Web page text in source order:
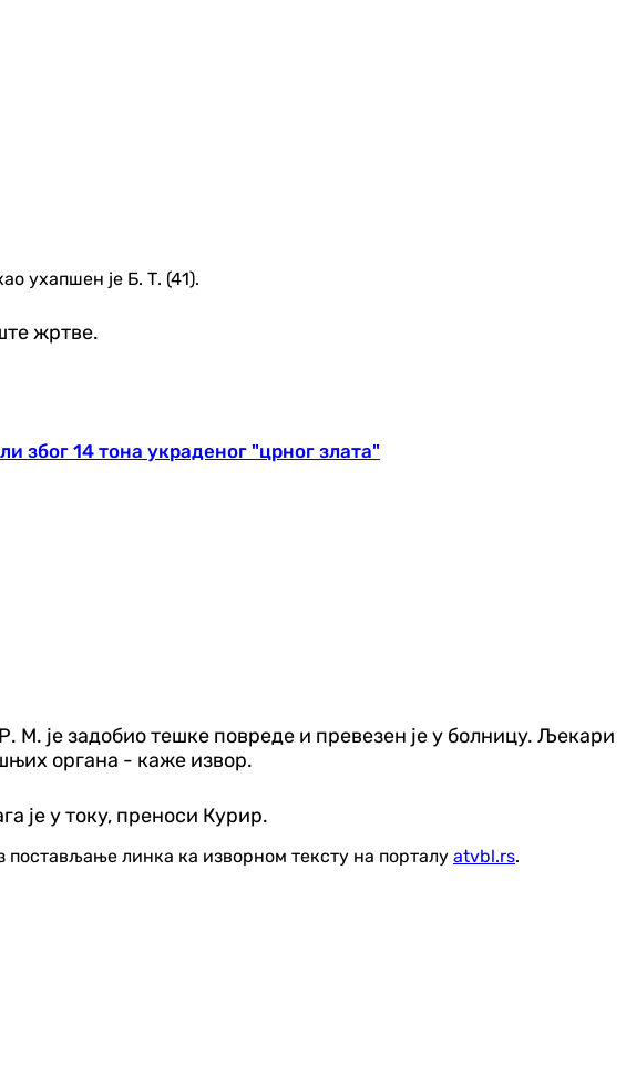
ухапшен је Б. Т. (41).
жртве.
због 14 тона украденог "црног злата"
М. је задобио тешке повреде и превезен је у болницу. Љекари
органа - каже извор.
је у току, преноси Курир.
постављање линка ка изворном тексту на порталу atvbl.rs.